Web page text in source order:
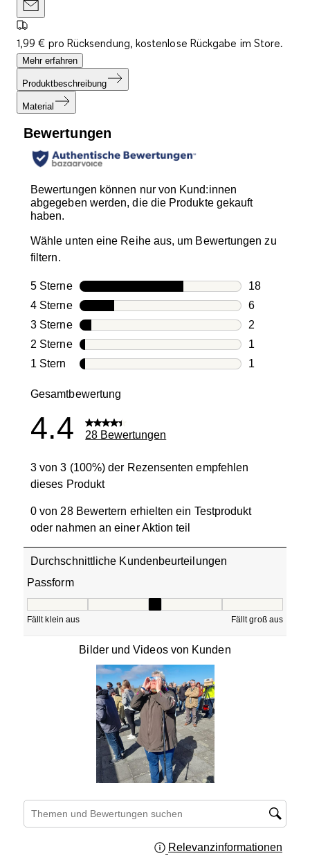
1,99 € pro Rücksendung, kostenlose Rückgabe im Store.
Mehr erfahren
Produktbeschreibung
Material
Bewertungen
Bewertungen können nur von Kund:innen
abgegeben werden, die die Produkte gekauft
haben.
Wähle unten eine Reihe aus, um Bewertungen zu
filtern.
5 SterneSterne
18
18
4 SterneSterne
6
6
3 SterneSterne
2
2
2 SterneSterne
1
1
1 Stern Sterne
1
Gesamtbewertung
4.4 28 Bewertungen
3 von 3 (100%) der Rezensenten empfehlen
dieses Produkt
0 von 28 Bewertern erhielten ein Testprodukt
oder nahmen an einer Aktion teil
Durchschnittliche Kundenbeurteilungen
Passform
Fällt klein aus Fällt groß aus
Bilder und Videos von Kunden
Suchthemen und Bewertungen Suchregion
Relevanzinformationen